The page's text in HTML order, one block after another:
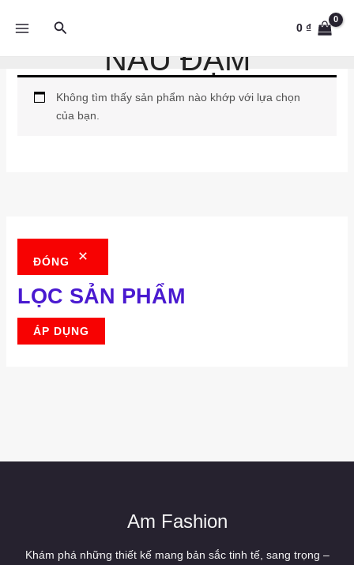
Tìm
0₫
NÂU ĐẬM
ĐÓNG
LỌC SẢN PHẨM
ÁP DỤNG
Không tìm thấy sản phẩm nào khớp với lựa chọn
của bạn.
Am Fashion
Khám phá những thiết kế mang bản sắc tinh tế, sang trọng –